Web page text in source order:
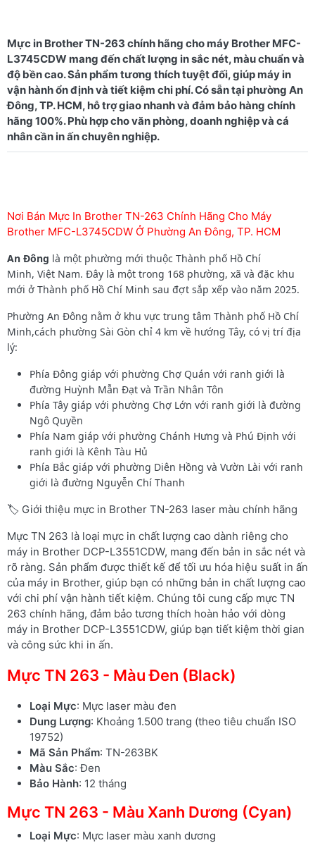
Mực in Brother TN-263 chính hãng cho máy Brother MFC-
L3745CDW mang đến chất lượng in sắc nét, màu chuẩn và
độ bền cao. Sản phẩm tương thích tuyệt đối, giúp máy in
vận hành ổn định và tiết kiệm chi phí. Có sẵn tại phường An
Đông, TP. HCM, hỗ trợ giao nhanh và đảm bảo hàng chính
hãng 100%. Phù hợp cho văn phòng, doanh nghiệp và cá
Nơi Bán Mực In Brother TN-263 Chính Hãng Cho Máy
Brother MFC-L3745CDW Ở Phường An Đông, TP. HCM
An Đông là một phường mới thuộc Thành phố Hồ Chí
Minh, Việt Nam. Đây là một trong 168 phường, xã và đặc khu
mới ở Thành phố Hồ Chí Minh sau đợt sắp xếp vào năm 2025.
Phường An Đông nằm ở khu vực trung tâm Thành phố Hồ Chí
Minh,cách phường Sài Gòn chỉ 4 km về hướng Tây, có vị trí địa
lý:
Phía Đông giáp với phường Chợ Quán với ranh giới là
đường Huỳnh Mẫn Đạt và Trần Nhân Tôn
Phía Tây giáp với phường Chợ Lớn với ranh giới là đường
Ngô Quyền
Phía Nam giáp với phường Chánh Hưng và Phú Định với
ranh giới là Kênh Tàu Hủ
Phía Bắc giáp với phường Diên Hồng và Vườn Lài với ranh
giới là đường Nguyễn Chí Thanh
🏷️ Giới thiệu mực in Brother TN-263 laser màu chính hãng
Mực TN 263 là loại mực in chất lượng cao dành riêng cho
máy in Brother DCP-L3551CDW, mang đến bản in sắc nét và
rõ ràng. Sản phẩm được thiết kế để tối ưu hóa hiệu suất in ấn
của máy in Brother, giúp bạn có những bản in chất lượng cao
với chi phí vận hành tiết kiệm. Chúng tôi cung cấp mực TN
263 chính hãng, đảm bảo tương thích hoàn hảo với dòng
máy in Brother DCP-L3551CDW, giúp bạn tiết kiệm thời gian
và công sức khi in ấn.
Mực TN 263 - Màu Đen (Black)
Loại Mực: Mực laser màu đen
Dung Lượng: Khoảng 1.500 trang (theo tiêu chuẩn ISO
19752)
Mã Sản Phẩm: TN-263BK
Màu Sắc: Đen
Bảo Hành: 12 tháng
Mực TN 263 - Màu Xanh Dương (Cyan)
Loại Mực: Mực laser màu xanh dương